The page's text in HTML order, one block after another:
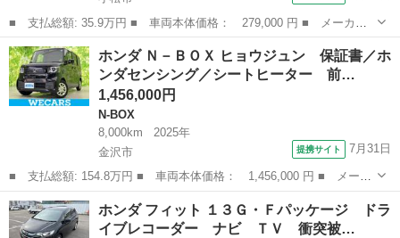
■ 支払総額: 35.9万円 ■ 車両本体価格： 279,000 円 ■ メーカー
名： ホンダ ■ 車種名： Ｎ－ＢＯＸ ■ グレード名： Ｇ・Ｌパ
ッケージ ☆純正カーオーディオ☆左側パワースライドドア☆オート
エアコン☆ス...
石川 小松市 N-BOX
ホンダ Ｎ－ＢＯＸ ヒョウジュン 保証書／ホ
ンダセンシング／シートヒーター 前…
1,456,000円
N-BOX
8,000km
2025年
金沢市
提携サイト 7月31日
■ 支払総額: 154.8万円 ■ 車両本体価格： 1,456,000 円 ■ メーカ
ー名： ホンダ ■ 車種名： Ｎ－ＢＯＸ ■ グレード名： ヒョウ
ジュン 保証書／ホンダセンシング／シートヒーター 前席／車線逸
脱防止支...
石川 金沢市 N-BOX
ホンダ フィット １３Ｇ・Ｆパッケージ ドラ
イブレコーダー ナビ ＴＶ 衝突被…